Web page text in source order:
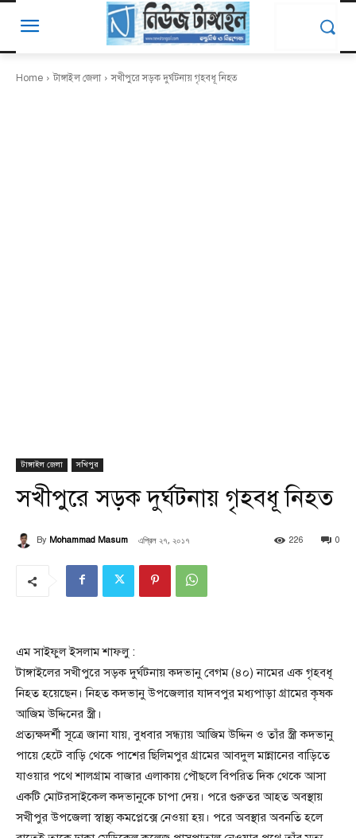
Home টাঙ্গাইল জেলা সখীপুরে সড়ক দুর্ঘটনায় গৃহবধূ নিহত
টাঙ্গাইল জেলা সখিপুর
সখীপুরে সড়ক দুর্ঘটনায় গৃহবধূ নিহত
By Mohammad Masum এপ্রিল ২৭, ২০১৭ 0
226
এম সাইফুল ইসলাম শাফলু :
টাঙ্গাইলের সখীপুরে সড়ক দুর্ঘটনায় কদভানু বেগম (৪০) নামের এক গৃহবধূ
নিহত হয়েছেন। নিহত কদভানু উপজেলার যাদবপুর মধ্যপাড়া গ্রামের কৃষক
আজিম উদ্দিনের স্ত্রী।
প্রত্যক্ষদর্শী সূত্রে জানা যায়, বুধবার সন্ধ্যায় আজিম উদ্দিন ও তাঁর স্ত্রী কদভানু
পায়ে হেটে বাড়ি থেকে পাশের ছিলিমপুর গ্রামের আবদুল মান্নানের বাড়িতে
যাওয়ার পথে শালগ্রাম বাজার এলাকায় পৌছলে বিপরিত দিক থেকে আসা
একটি মোটরসাইকেল কদভানুকে চাপা দেয়। পরে গুরুতর আহত অবস্থায়
সখীপুর উপজেলা স্বাস্থ্য কমপ্লেক্সে নেওয়া হয়। পরে অবস্থার অবনতি হলে